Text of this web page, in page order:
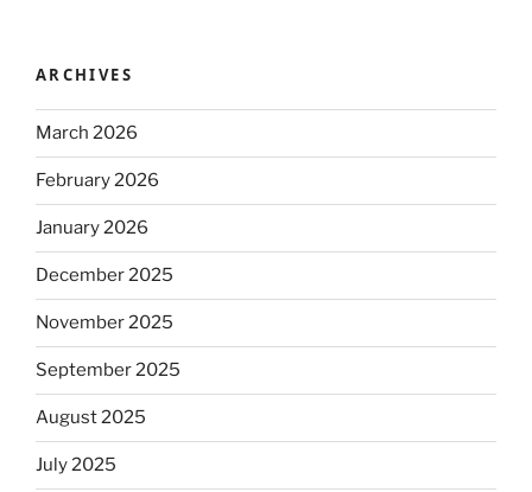
ARCHIVES
March 2026
February 2026
January 2026
December 2025
November 2025
September 2025
August 2025
July 2025